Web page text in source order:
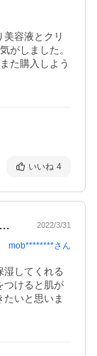
容液とクリ
がしました。
た購入しよう
いいね 4
山田養蜂場化粧品はお肌に優しくしっかり… 2022/3/31
mob********さん
湿してくれる
つけると肌が
いと思いま